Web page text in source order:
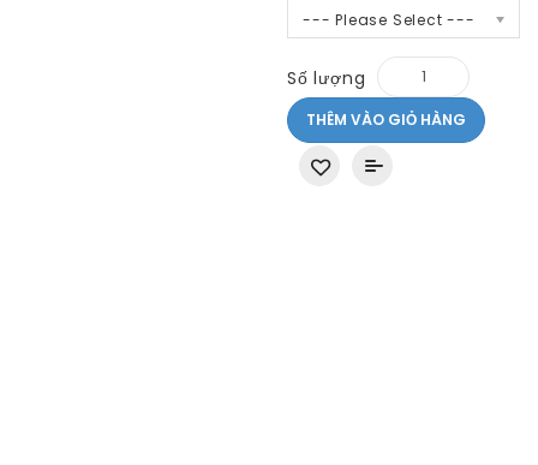
--- Please Select ---
Số lượng
THÊM VÀO GIỎ HÀNG